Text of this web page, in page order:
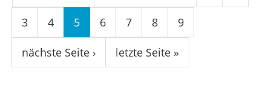
3 4 5 6 7 8 9
nächste Seite › letzte Seite »